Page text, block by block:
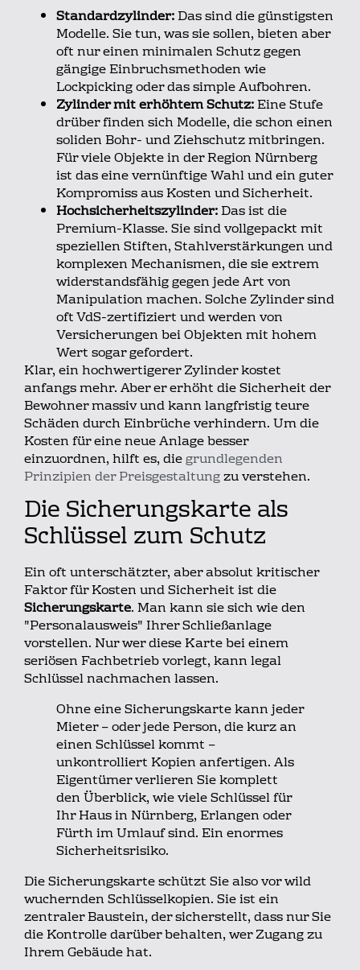
Standardzylinder:Das sind die günstigsten
Modelle. Sie tun, was sie sollen, bieten aber
oft nur einen minimalen Schutz gegen
gängige Einbruchsmethoden wie
Lockpicking oder das simple Aufbohren.
Zylinder mit erhöhtem Schutz:Eine Stufe
drüber finden sich Modelle, die schon einen
soliden Bohr- und Ziehschutz mitbringen.
Für viele Objekte in der Region Nürnberg
ist das eine vernünftige Wahl und ein guter
Kompromiss aus Kosten und Sicherheit.
Hochsicherheitszylinder:Das ist die
Premium-Klasse. Sie sind vollgepackt mit
speziellen Stiften, Stahlverstärkungen und
komplexen Mechanismen, die sie extrem
widerstandsfähig gegen jede Art von
Manipulation machen. Solche Zylinder sind
oft VdS-zertifiziert und werden von
Versicherungen bei Objekten mit hohem
Wert sogar gefordert.
Klar, ein hochwertigerer Zylinder kostet
anfangs mehr. Aber er erhöht die Sicherheit der
Bewohner massiv und kann langfristig teure
Schäden durch Einbrüche verhindern. Um die
Kosten für eine neue Anlage besser
einzuordnen, hilft es, diegrundlegenden
Prinzipien der Preisgestaltungzu verstehen.
Die Sicherungskarte als
Schlüssel zum Schutz
Ein oft unterschätzter, aber absolut kritischer
Faktor für Kosten und Sicherheit ist die
Sicherungskarte. Man kann sie sich wie den
"Personalausweis" Ihrer Schließanlage
vorstellen. Nur wer diese Karte bei einem
seriösen Fachbetrieb vorlegt, kann legal
Schlüssel nachmachen lassen.
Ohne eine Sicherungskarte kann jeder
Mieter – oder jede Person, die kurz an
einen Schlüssel kommt –
unkontrolliert Kopien anfertigen. Als
Eigentümer verlieren Sie komplett
den Überblick, wie viele Schlüssel für
Ihr Haus in Nürnberg, Erlangen oder
Fürth im Umlauf sind. Ein enormes
Sicherheitsrisiko.
Die Sicherungskarte schützt Sie also vor wild
wuchernden Schlüsselkopien. Sie ist ein
zentraler Baustein, der sicherstellt, dass nur Sie
die Kontrolle darüber behalten, wer Zugang zu
Ihrem Gebäude hat.